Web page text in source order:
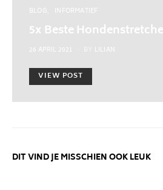
BLOG INFORMATIEF
5x Beste
POSTED
26 APRIL 2021 LILIAN
VIEW POST
DIT VIND JE MISSCHIEN OOK LEUK